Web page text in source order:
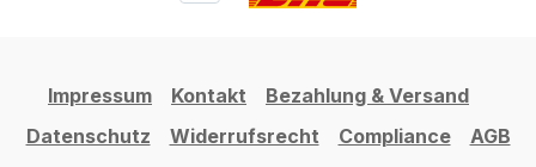
Impressum Kontakt
Bezahlung & Versand
Datenschutz
Widerrufsrecht Compliance AGB